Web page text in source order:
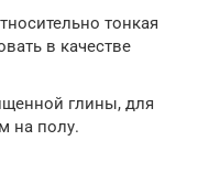
тонкая
в качестве
глины, для
на полу.